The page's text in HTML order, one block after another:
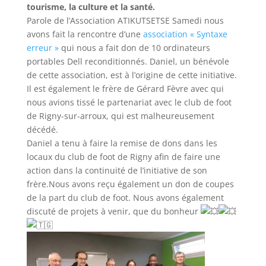
tourisme, la culture et la santé.
Parole de l’Association ATIKUTSETSE Samedi nous
avons fait la rencontre d’une association « Syntaxe
erreur »qui nous a fait don de 10 ordinateurs
portables Dell reconditionnés. Daniel, un bénévole
de cette association, est à l’origine de cette initiative.
Il est également le frère de Gérard Fèvre avec qui
nous avions tissé le partenariat avec le club de foot
de Rigny-sur-arroux, qui est malheureusement
décédé.
Daniel a tenu à faire la remise de dons dans les
locaux du club de foot de Rigny afin de faire une
action dans la continuité de l’initiative de son
frère.Nous avons reçu également un don de coupes
de la part du club de foot. Nous avons également
discuté de projets à venir, que du bonheur